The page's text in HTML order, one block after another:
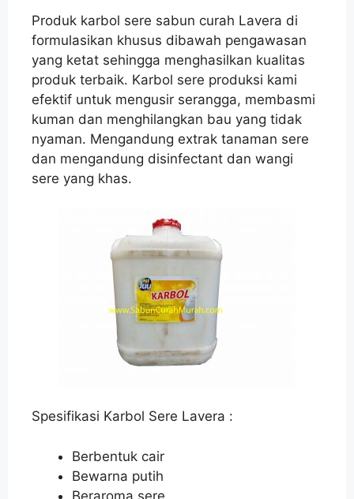
Produk karbol sere sabun curah Lavera di
formulasikan khusus dibawah pengawasan
yang ketat sehingga menghasilkan kualitas
produk terbaik. Karbol sere produksi kami
efektif untuk mengusir serangga, membasmi
kuman dan menghilangkan bau yang tidak
nyaman. Mengandung extrak tanaman sere
dan mengandung disinfectant dan wangi
sere yang khas.
Spesifikasi Karbol Sere Lavera :
Berbentuk cair
Bewarna putih
Beraroma sere